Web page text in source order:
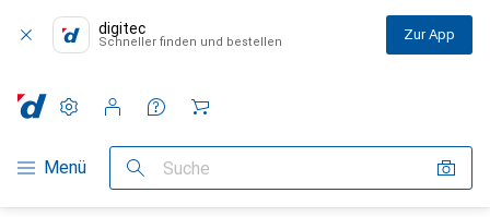
digitec
Schneller finden und bestellen Zur App
Navigation nach Kategorien
Menü Suche
Einstellungen
Kundenkonto
Vergleichslisten
Merklisten
Warenkorb